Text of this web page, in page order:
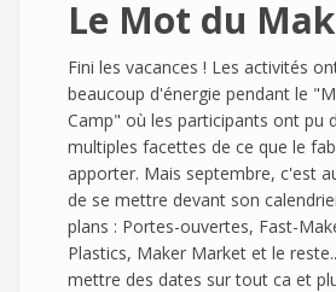
Le Mot du
Fini les vacances ! Les activités
beaucoup d'énergie pendant le
Camp" où les participants ont pu
multiples facettes de ce que le
apporter. Mais septembre, c'est
de se mettre devant son
plans : Portes-ouvertes, Fast-
Plastics, Maker Market et le
mettre des dates sur tout ca et